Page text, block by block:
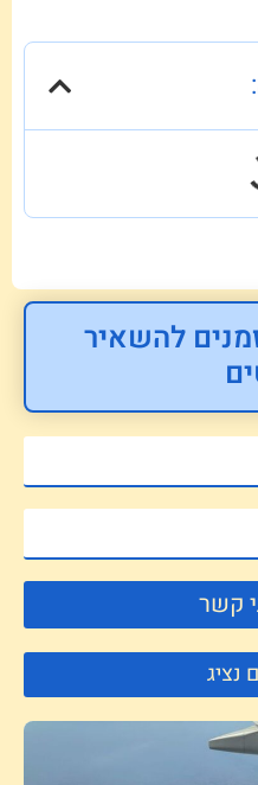
להשאיר
קשר
נציג